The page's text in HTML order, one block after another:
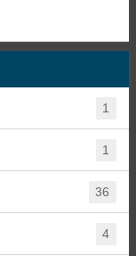
1
1
36
4